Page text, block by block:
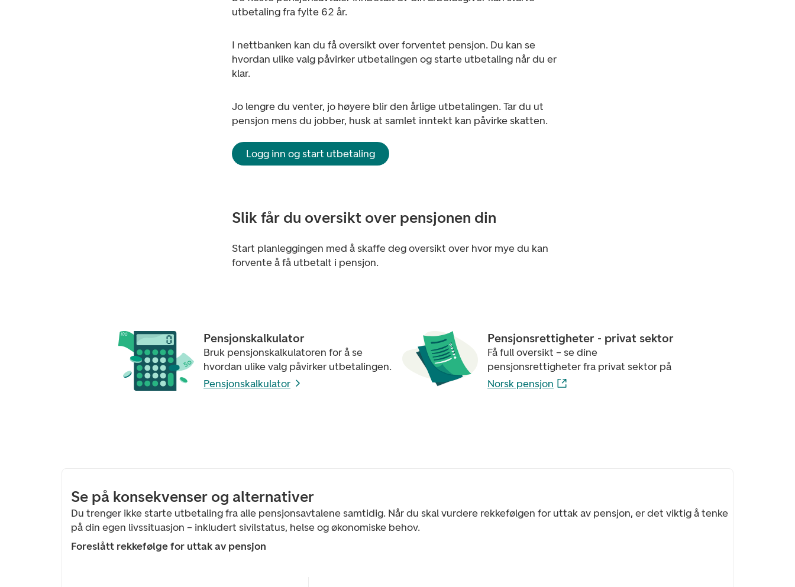
utbetaling fra fylte 62 år.
I nettbanken kan du få oversikt over forventet pensjon. Du kan se
hvordan ulike valg påvirker utbetalingen og starte utbetaling når du er
klar.
Jo lengre du venter, jo høyere blir den årlige utbetalingen. Tar du ut
pensjon mens du jobber, husk at samlet inntekt kan påvirke skatten.
Logg inn og start utbetaling
Slik får du oversikt over pensjonen din
Start planleggingen med å skaffe deg oversikt over hvor mye du kan
forvente å få utbetalt i pensjon.
Pensjonskalkulator
Bruk pensjonskalkulatoren for å se
hvordan ulike valg påvirker utbetalingen.
Pensjonskalkulator
Pensjonsrettigheter - privat sektor
Få full oversikt – se dine
pensjonsrettigheter fra privat sektor på
Norsk pensjon
Se på konsekvenser og alternativer
Du trenger ikke starte utbetaling fra alle pensjonsavtalene samtidig. Når du skal vurdere rekkefølgen for uttak av pensjon, er det viktig å tenke
på din egen livssituasjon – inkludert sivilstatus, helse og økonomiske behov.
Foreslått rekkefølge for uttak av pensjon